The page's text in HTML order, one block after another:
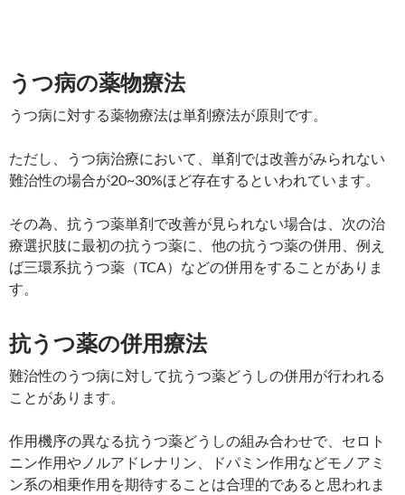
うつ病の薬物療法
うつ病に対する薬物療法は単剤療法が原則です。
ただし、うつ病治療において、単剤では改善がみられない
難治性の場合が20~30%ほど存在するといわれています。
その為、抗うつ薬単剤で改善が見られない場合は、次の治
療選択肢に最初の抗うつ薬に、他の抗うつ薬の併用、例え
ば三環系抗うつ薬（TCA）などの併用をすることがありま
す。
抗うつ薬の併用療法
難治性のうつ病に対して抗うつ薬どうしの併用が行われる
ことがあります。
作用機序の異なる抗うつ薬どうしの組み合わせで、セロト
ニン作用やノルアドレナリン、ドパミン作用などモノアミ
ン系の相乗作用を期待することは合理的であると思われま